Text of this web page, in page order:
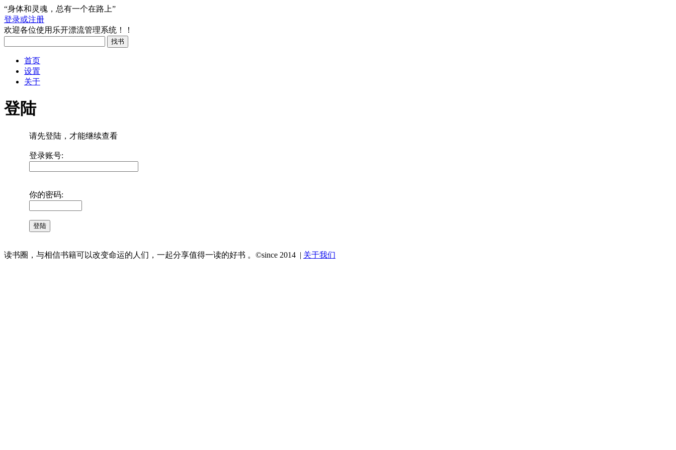
“身体和灵魂，总有一个在路上”
登录或注册
欢迎各位使用乐开漂流管理系统！！
首页
设置
关于
登陆
请先登陆，才能继续查看
登录账号:
你的密码:
读书圈，与相信书籍可以改变命运的人们，一起分享值得一读的好书 。©since 2014 | 关于我们